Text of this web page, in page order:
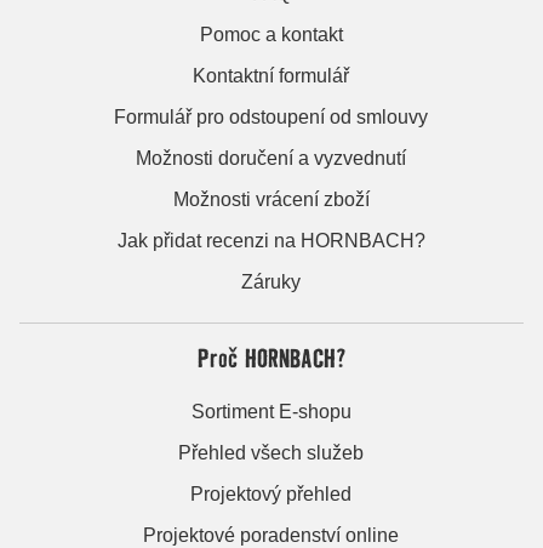
Pomoc a kontakt
Kontaktní formulář
Formulář pro odstoupení od smlouvy
Možnosti doručení a vyzvednutí
Možnosti vrácení zboží
Jak přidat recenzi na HORNBACH?
Záruky
Proč HORNBACH?
Sortiment E-shopu
Přehled všech služeb
Projektový přehled
Projektové poradenství online